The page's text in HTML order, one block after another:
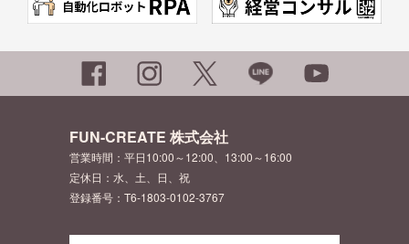
FUN-CREATE 株式会社
営業時間：平日10:00～12:00、13:00～16:00
定休日：水、土、日、祝
登録番号：T6-1803-0102-3767